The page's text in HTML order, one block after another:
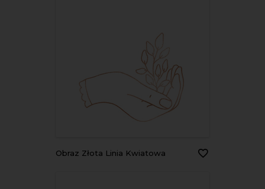
Obraz Złota Linia Kwiatowa